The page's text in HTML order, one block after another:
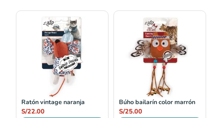
Ratón vintage naranja
S/22.00
Búho bailarín color marrón
S/25.00